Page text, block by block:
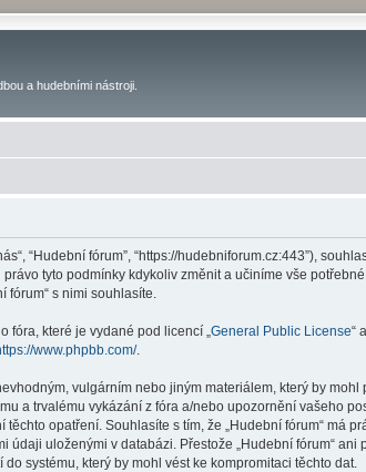
a hudebními nástroji.
“Hudební fórum”, “https://hudebniforum.cz:443”),
tyto podmínky kdykoliv změnit a učiníme vše
s nimi souhlasíte.
které je vydané pod licencí „ General Public License“
www.phpbb.com/.
vulgárním nebo jiným materiálem, který by
a trvalému vykázání z fóra a/nebo upozornění vašeho
opatření. Souhlasíte s tím, že „Hudební fórum“ má
uloženými v databázi. Přestože „Hudební fórum“
systému, který by mohl vést ke kompromitaci těchto dat.